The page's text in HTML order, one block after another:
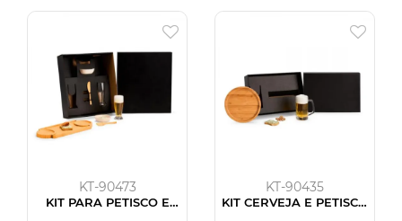
KT-90473
KIT PARA PETISCO E
KT-90435
KIT CERVEJA E PETISCO